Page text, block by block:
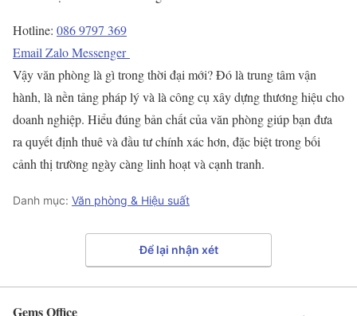
Hotline: 086 9797 369
Email ZaloMessenger
Vậy văn phòng là gì trong thời đại mới? Đó là trung tâm vận
hành, là nền tảng pháp lý và là công cụ xây dựng thương hiệu cho
doanh nghiệp. Hiểu đúng bản chất của văn phòng giúp bạn đưa
ra quyết định thuê và đầu tư chính xác hơn, đặc biệt trong bối
cảnh thị trường ngày càng linh hoạt và cạnh tranh.
Danh mục: Văn phòng & Hiệu suất
Để lại nhận xét
Gems Office